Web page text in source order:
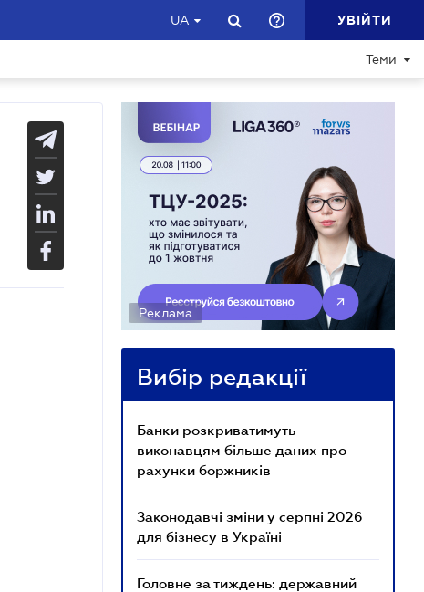
UA УВІЙТИ
Теми
Реклама
Вибір редакції
Банки розкриватимуть
виконавцям більше даних про
рахунки боржників
Законодавчі зміни у серпні 2026
для бізнесу в Україні
Головне за тиждень: державний